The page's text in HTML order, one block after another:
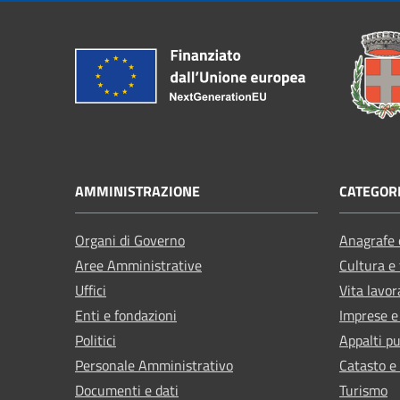
AMMINISTRAZIONE
Organi di Governo
Aree Amministrative
Uffici
Enti e fondazioni
Politici
Personale Amministrativo
Documenti e dati
Cultura
Vita
Imprese
Appalti
Catasto
Turismo